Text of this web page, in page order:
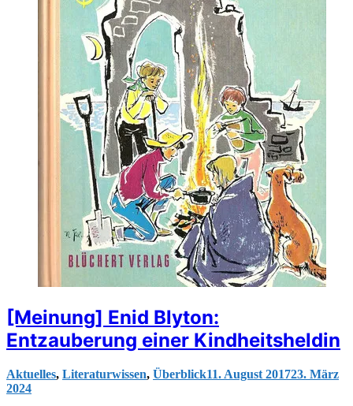
[Meinung] Enid Blyton:
Entzauberung einer Kindheitsheldin
Aktuelles, Literaturwissen, Überblick11. August 201723. März
2024